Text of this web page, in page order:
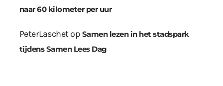
naar 60 kilometer per uur
PeterLaschetop Samen lezen in het stadspark
tijdens Samen Lees Dag